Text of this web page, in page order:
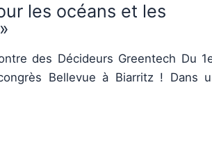
les océans et les
des Décideurs Greentech Du
Bellevue à Biarritz ! Dans